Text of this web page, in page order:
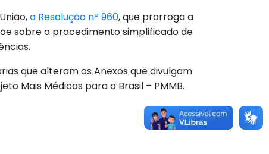
a Resolução nº 960, que prorroga a
sobre o procedimento simplificado de
que alteram os Anexos que divulgam
Mais Médicos para o Brasil – PMMB.